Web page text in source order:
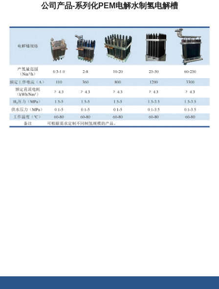
公司产品-系列化PEM电解水制氢电解槽